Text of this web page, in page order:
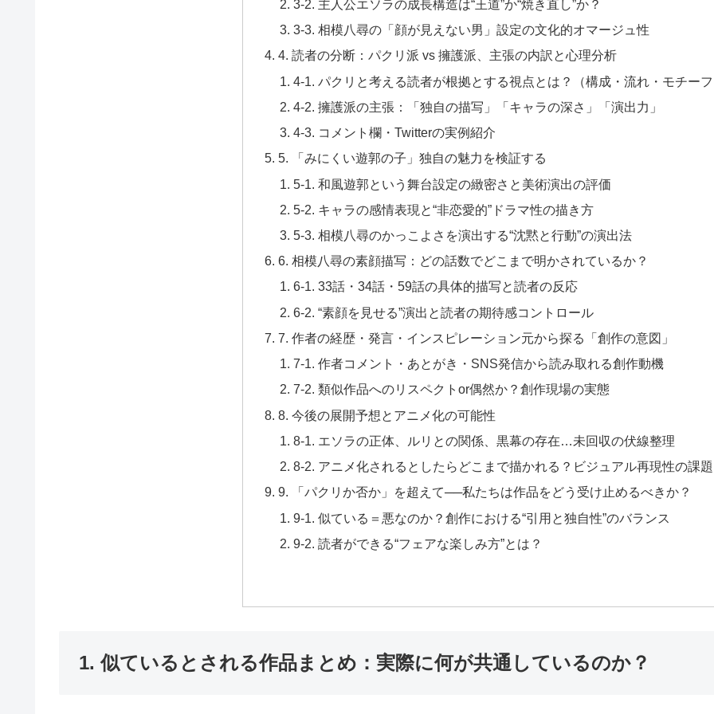
3-2. 主人公エソラの成長構造は“王道”か“焼き直し”か？
3-3. 相模八尋の「顔が見えない男」設定の文化的オマージュ性
4. 読者の分断：パクリ派 vs 擁護派、主張の内訳と心理分析
4-1. パクリと考える読者が根拠とする視点とは？（構成・流れ・モチー
4-2. 擁護派の主張：「独自の描写」「キャラの深さ」「演出力」
4-3. コメント欄・Twitterの実例紹介
5. 「みにくい遊郭の子」独自の魅力を検証する
5-1. 和風遊郭という舞台設定の緻密さと美術演出の評価
5-2. キャラの感情表現と“非恋愛的”ドラマ性の描き方
5-3. 相模八尋のかっこよさを演出する“沈黙と行動”の演出法
6. 相模八尋の素顔描写：どの話数でどこまで明かされているか？
6-1. 33話・34話・59話の具体的描写と読者の反応
6-2. “素顔を見せる”演出と読者の期待感コントロール
7. 作者の経歴・発言・インスピレーション元から探る「創作の意図」
7-1. 作者コメント・あとがき・SNS発信から読み取れる創作動機
7-2. 類似作品へのリスペクトor偶然か？創作現場の実態
8. 今後の展開予想とアニメ化の可能性
8-1. エソラの正体、ルリとの関係、黒幕の存在…未回収の伏線整理
8-2. アニメ化されるとしたらどこまで描かれる？ビジュアル再現性の課題
9. 「パクリか否か」を超えて──私たちは作品をどう受け止めるべきか？
9-1. 似ている＝悪なのか？創作における“引用と独自性”のバランス
9-2. 読者ができる“フェアな楽しみ方”とは？
1. 似ているとされる作品まとめ：実際に何が共通しているのか？